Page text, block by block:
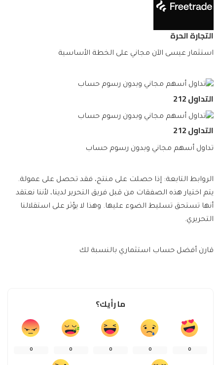
التجارة الحرة
استثمار عيسى الآن مجاني على الخطة الأساسية
التداول 212
التداول 212
تداول أسهم مجاني وبدون رسوم حساب
الروابط التابعة: إذا حصلت على منتج، فقد تحصل على عمولة.
يتم اختيار هذه الصفقات من قبل فريق التحرير لدينا، لأننا نعتقد
أنها تستحق تسليط الضوء عليها. وهذا لا يؤثر على استقلالنا
التحريري.
قارن أفضل حساب استثماري بالنسبة لك
ما رأيك؟
0
0
0
0
0